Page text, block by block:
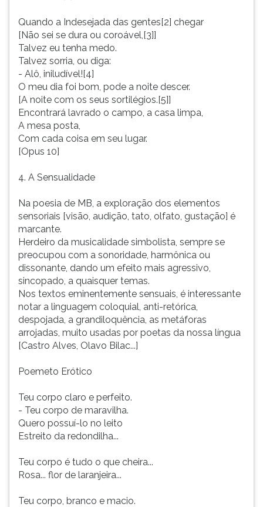
Quando a Indesejada das gentes[2] chegar
[Não sei se dura ou coroável,[3]]
Talvez eu tenha medo.
Talvez sorria, ou diga:
- Alô, iniludível![4]
O meu dia foi bom, pode a noite descer.
[A noite com os seus sortilégios.[5]]
Encontrará lavrado o campo, a casa limpa,
A mesa posta,
Com cada coisa em seu lugar.
[Opus 10]
4. A Sensualidade
Na poesia de MB, a exploração dos elementos
sensoriais [visão, audição, tato, olfato, gustação] é
marcante.
Herdeiro da musicalidade simbolista, sempre se
preocupou com a sonoridade, harmônica ou
dissonante, dando um efeito mais agressivo,
sincopado, a quaisquer temas.
Nos textos eminentemente sensuais, é interessante
notar a linguagem coloquial, anti-retórica,
despojada, a grandiloquência, as metáforas
arrojadas, muito usadas por poetas da nossa língua
[Castro Alves, Olavo Bilac...]
Poemeto Erótico
Teu corpo claro e perfeito.
- Teu corpo de maravilha.
Quero possuí-lo no leito
Estreito da redondilha...
Teu corpo é tudo o que cheira...
Rosa... flor de laranjeira...
Teu corpo, branco e macio.